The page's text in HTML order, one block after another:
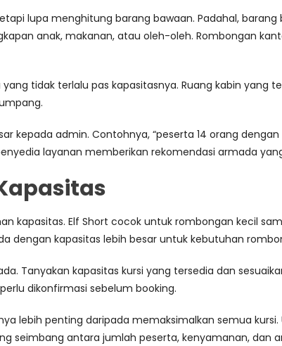
lupa menghitung barang bawaan. Padahal,
anak, makanan, atau oleh-oleh. Rombongan
tidak terlalu pas kapasitasnya. Ruang kabin
kepada admin. Contohnya, “peserta 14 orang
layanan memberikan rekomendasi armada
kapasitas. Elf Short cocok untuk rombongan kecil
dengan kapasitas lebih besar untuk kebutuhan
Tanyakan kapasitas kursi yang tersedia dan
dikonfirmasi sebelum booking.
lebih penting daripada memaksimalkan semua
seimbang antara jumlah peserta, kenyamanan, dan